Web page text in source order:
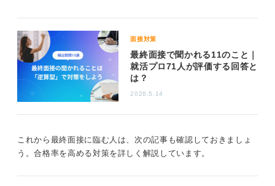
最終となる企業の場合、その通過率は必ずしも高いとは
いえないというのが私の見解です。
一方で、3次や4次まであるような選考フローの長い企業
の多くは、複数の面接官がさまざまな角度から学生の適
性を見定め、各面接段階を通じて少しずつ候補者を絞り
込んでいくというプロセスを経ています。
その結果として、最終面接の位置付けは、役員との顔合
り、ここでの通過率は比較的高くなる傾向があるでしょ
う。
そのため、私がこれまで求職者指導をした経験から強く
面接対策
最終面接で聞かれる11のこと｜
就活プロ71人が評価する回答と
は？
2026.5.14
これから最終面接に臨む人は、次の記事も確認しておきましょ
う。合格率を高める対策を詳しく解説しています。